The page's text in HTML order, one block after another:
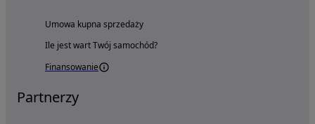
Umowa kupna sprzedaży
Ile jest wart Twój samochód?
Finansowanie
Partnerzy